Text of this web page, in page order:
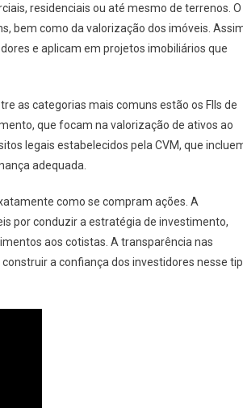
residenciais ou até mesmo de terrenos. O
bem como da valorização dos imóveis.
e aplicam em projetos imobiliários que
as categorias mais comuns estão os FIIs de
que focam na valorização de ativos ao
legais estabelecidos pela CVM, que
adequada.
como se compram ações. A
por conduzir a estratégia de investimento,
aos cotistas. A transparência nas
a confiança dos investidores nesse